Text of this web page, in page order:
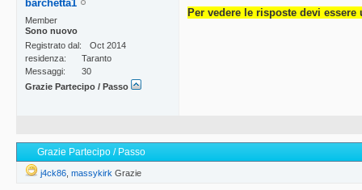
barchetta1
Member
Sono nuovo
Registrato dal
Oct 2014
residenza
Taranto
Messaggi
30
Grazie Partecipo / Passo
Per vedere le risposte devi
Grazie Partecipo / Passo
j4ck86 massykirk Grazie